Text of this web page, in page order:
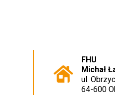
FHU
Michał
ul.
64-600